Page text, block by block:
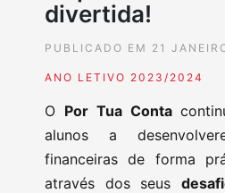
divertida!
PUBLICADO EM 21
ANO LETIVO 2023/2024
O Por Tua Conta
alunos a
financeiras de forma
através dos seus